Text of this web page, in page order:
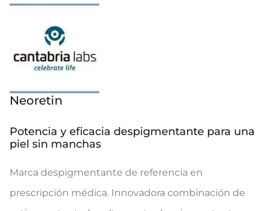
Neoretin
Potencia y eficacia despigmentante para una
piel sin manchas
Marca despigmentante de referencia en
prescripción médica. Innovadora combinación de